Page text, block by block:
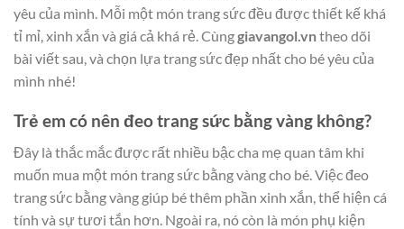
yêu của mình. Mỗi một món trang sức đều được thiết kế khá
tỉ mỉ, xinh xắn và giá cả khá rẻ. Cùnggiavangol.vntheo dõi
bài viết sau, và chọn lựa trang sức đẹp nhất cho bé yêu của
mình nhé!
Trẻ em có nên đeo trang sức bằng vàng không?
Đây là thắc mắc được rất nhiều bậc cha mẹ quan tâm khi
muốn mua một món trang sức bằng vàng cho bé. Việc đeo
trang sức bằng vàng giúp bé thêm phần xinh xắn, thể hiện cá
tính và sự tươi tắn hơn. Ngoài ra, nó còn là món phụ kiện